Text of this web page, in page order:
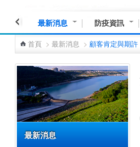
最新消息 防疫資訊
首頁 > 最新消息 > 顧客肯定與期許
最新消息